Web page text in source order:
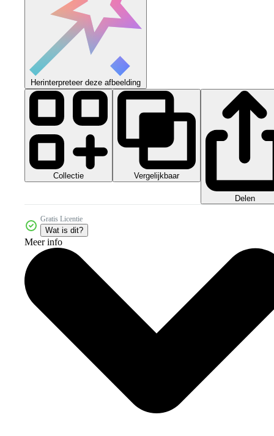
Herinterpreteer deze afbeelding
Collectie Vergelijkbaar
Delen
Gratis Licentie
Wat is dit?
Meer info